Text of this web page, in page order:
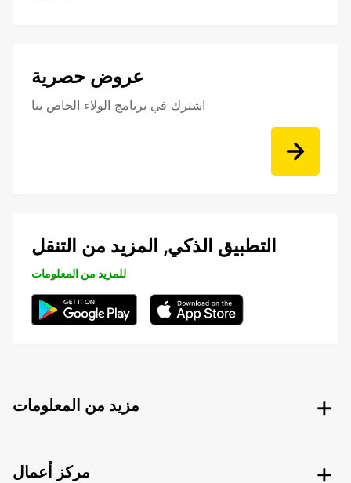
عروض حصرية
اشترك في برنامج الولاء الخاص بنا
التطبيق الذكي, المزيد من التنقل
للمزيد من المعلومات
مزيد من المعلومات
مركز أعمال